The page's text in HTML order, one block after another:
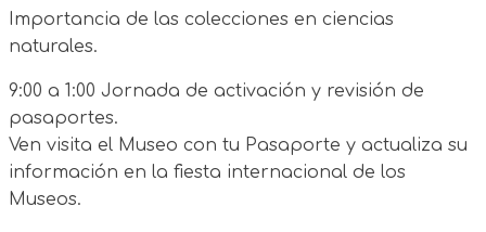
Importancia de las colecciones en ciencias
naturales.
9:00 a 1:00 Jornada de activación y revisión de
pasaportes.
Ven visita el Museo con tu Pasaporte y actualiza su
información en la fiesta internacional de los
Museos.